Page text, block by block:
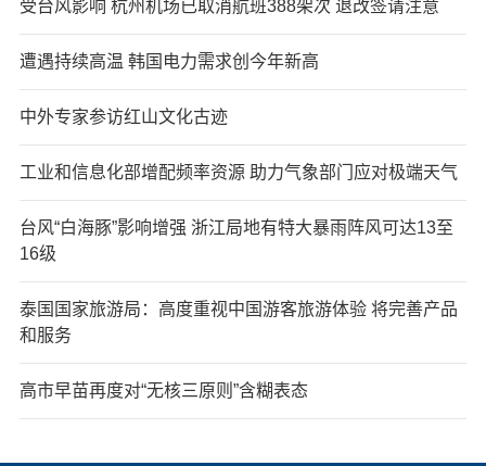
受台风影响 杭州机场已取消航班388架次 退改签请注意
遭遇持续高温 韩国电力需求创今年新高
中外专家参访红山文化古迹
工业和信息化部增配频率资源 助力气象部门应对极端天气
台风“白海豚”影响增强 浙江局地有特大暴雨阵风可达13至
16级
泰国国家旅游局：高度重视中国游客旅游体验 将完善产品
和服务
高市早苗再度对“无核三原则”含糊表态